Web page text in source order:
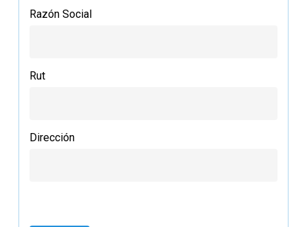
Razón Social
Rut
Dirección